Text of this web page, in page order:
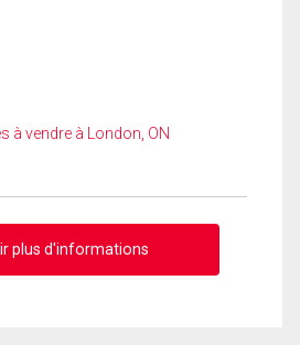
à vendre à London, ON
plus d'informations